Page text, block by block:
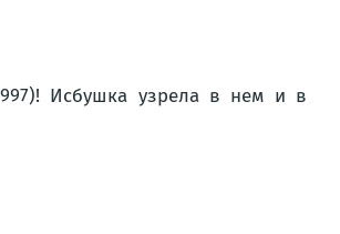
Исбушка узрела в нем и в